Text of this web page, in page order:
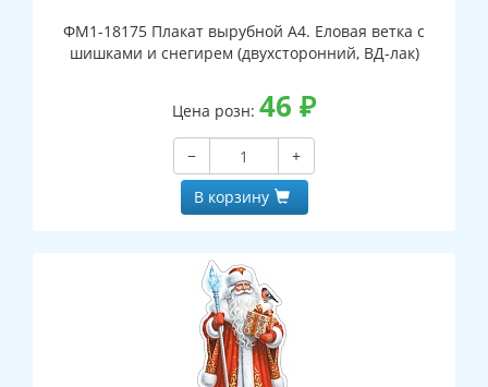
ФМ1-18175 Плакат вырубной А4. Еловая ветка с
шишками и снегирем (двухсторонний, ВД-лак)
Цена розн: 46 ₽
−
+
В корзину